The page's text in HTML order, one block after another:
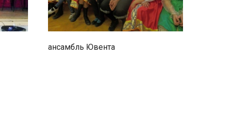
ансамбль Ювента